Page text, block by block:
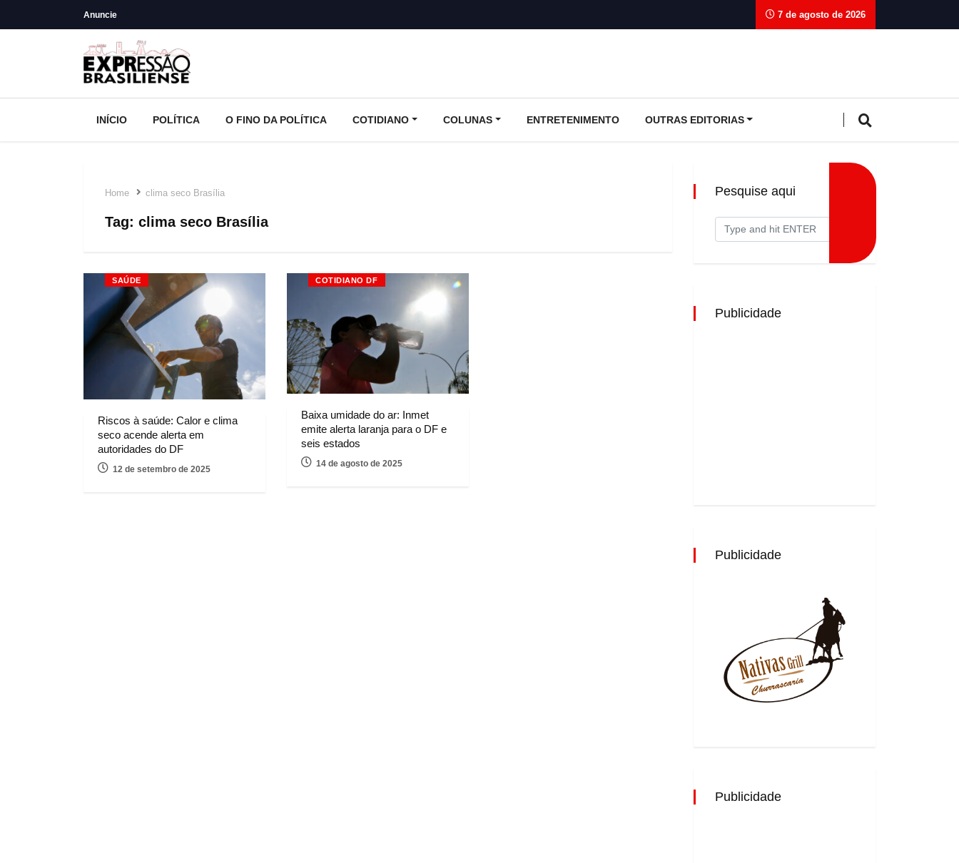
Anuncie 7 de agosto de 2026
INÍCIO POLÍTICA O FINO DA POLÍTICA COTIDIANO COLUNAS ENTRETENIMENTO OUTRAS EDITORIAS
Home clima seco Brasília
Tag: clima seco Brasília
SAÚDE
Riscos à saúde: Calor e clima
seco acende alerta em
autoridades do DF
12 de setembro de 2025
COTIDIANO DF
Baixa umidade do ar: Inmet
emite alerta laranja para o DF e
seis estados
14 de agosto de 2025
Pesquise aqui
Publicidade
Publicidade
Publicidade